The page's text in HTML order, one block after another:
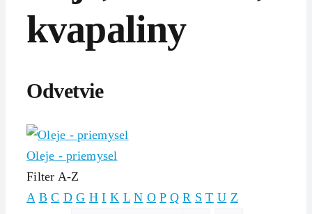
kvapaliny
Odvetvie
Oleje - priemysel
Filter A-Z
A B C D G H I K L N O P Q R S T U Z